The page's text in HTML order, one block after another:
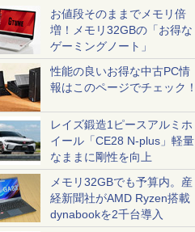
お値段そのままでメモリ倍
増！メモリ32GBの「お得な
ゲーミングノート」
性能の良いお得な中古PC情
報はこのページでチェック！
レイズ鍛造1ピースアルミホ
イール「CE28 N-plus」軽量
なままに剛性を向上
メモリ32GBでも予算内。産
経新聞社がAMD Ryzen搭載
dynabookを2千台導入